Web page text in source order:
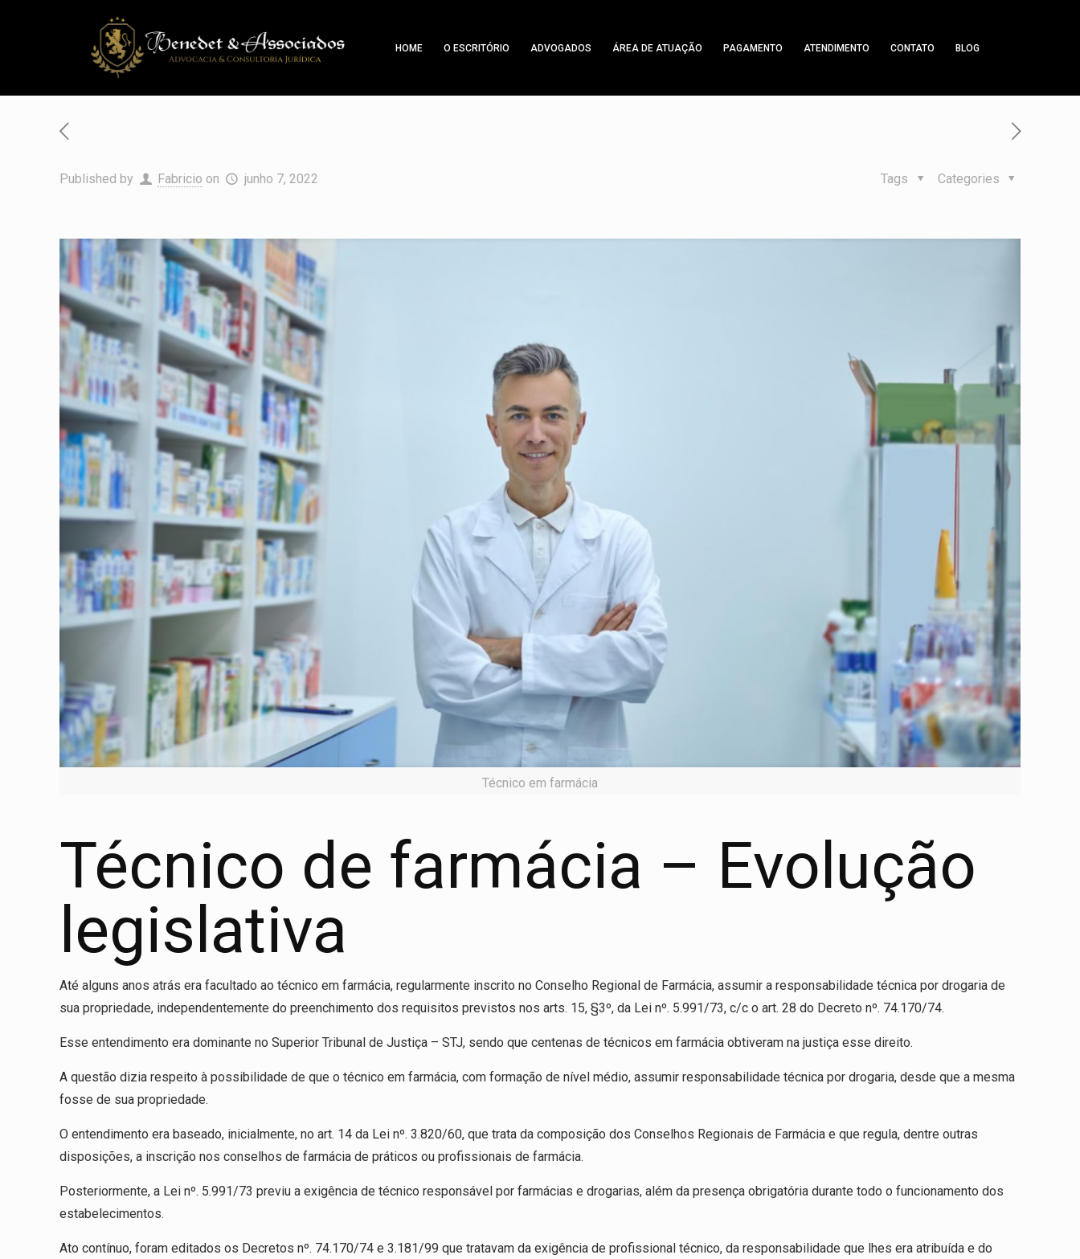
HOME O ESCRITÓRIO ADVOGADOS ÁREA DE ATUAÇÃO PAGAMENTO ATENDIMENTO CONTATO BLOG
Published by Fabricio on junho 7, 2022 Categories
Tags
Técnico em farmácia
Técnico de farmácia – Evolução
legislativa
Até alguns anos atrás era facultado ao técnico em farmácia, regularmente inscrito no Conselho Regional de Farmácia, assumir a responsabilidade técnica por drogaria de
sua propriedade, independentemente do preenchimento dos requisitos previstos nos arts. 15, §3º, da Lei nº. 5.991/73, c/c o art. 28 do Decreto nº. 74.170/74.
Esse entendimento era dominante no Superior Tribunal de Justiça – STJ, sendo que centenas de técnicos em farmácia obtiveram na justiça esse direito.
A questão dizia respeito à possibilidade de que o técnico em farmácia, com formação de nível médio, assumir responsabilidade técnica por drogaria, desde que a mesma
fosse de sua propriedade.
O entendimento era baseado, inicialmente, no art. 14 da Lei nº. 3.820/60, que trata da composição dos Conselhos Regionais de Farmácia e que regula, dentre outras
disposições, a inscrição nos conselhos de farmácia de práticos ou profissionais de farmácia.
Posteriormente, a Lei nº. 5.991/73 previu a exigência de técnico responsável por farmácias e drogarias, além da presença obrigatória durante todo o funcionamento dos
estabelecimentos.
Ato contínuo, foram editados os Decretos nº. 74.170/74 e 3.181/99 que tratavam da exigência de profissional técnico, da responsabilidade que lhes era atribuída e do